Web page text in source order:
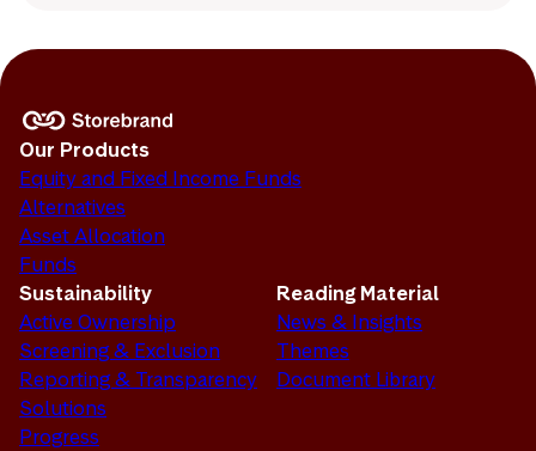
Our Products
Equity and Fixed Income Funds
Alternatives
Asset Allocation
Funds
Sustainability
Active Ownership
Screening & Exclusion
Reporting & Transparency
Solutions
Progress
Reading Material
News & Insights
Themes
Document Library